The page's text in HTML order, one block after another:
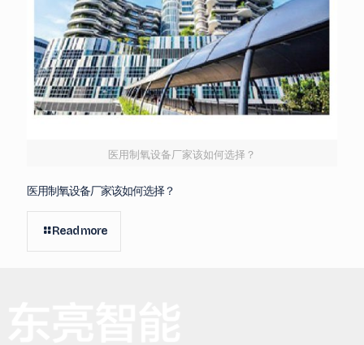
医用制氧设备厂家该如何选择？
医用制氧设备厂家该如何选择？
Read more